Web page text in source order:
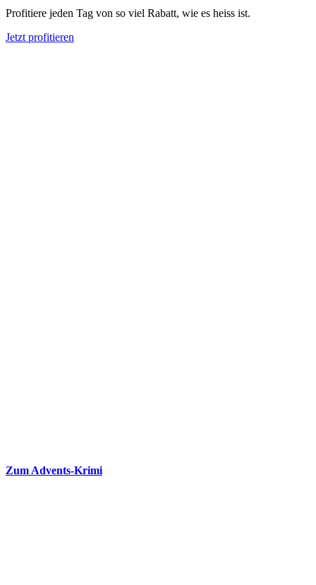
Profitiere jeden Tag von so viel Rabatt, wie es heiss ist.
Jetzt profitieren
Zum Advents-Krimi